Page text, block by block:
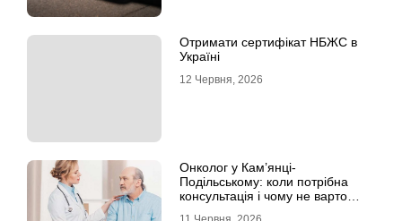
Отримати сертифікат НБЖС в
Україні
12 Червня, 2026
Онколог у Кам’янці-
Подільському: коли потрібна
консультація і чому не варто